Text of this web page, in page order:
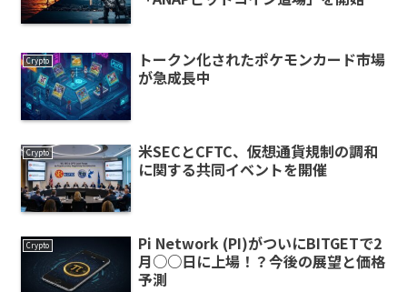
Crypto
トークン化されたポケモンカード市場
が急成長中
Crypto
米SECとCFTC、仮想通貨規制の調和
に関する共同イベントを開催
Crypto
Pi Network (PI)がついにBITGETで2
月○○日に上場！？今後の展望と価格
予測